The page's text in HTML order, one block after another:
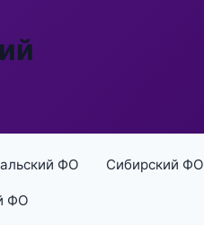
ФО Сибирский ФО
ФО